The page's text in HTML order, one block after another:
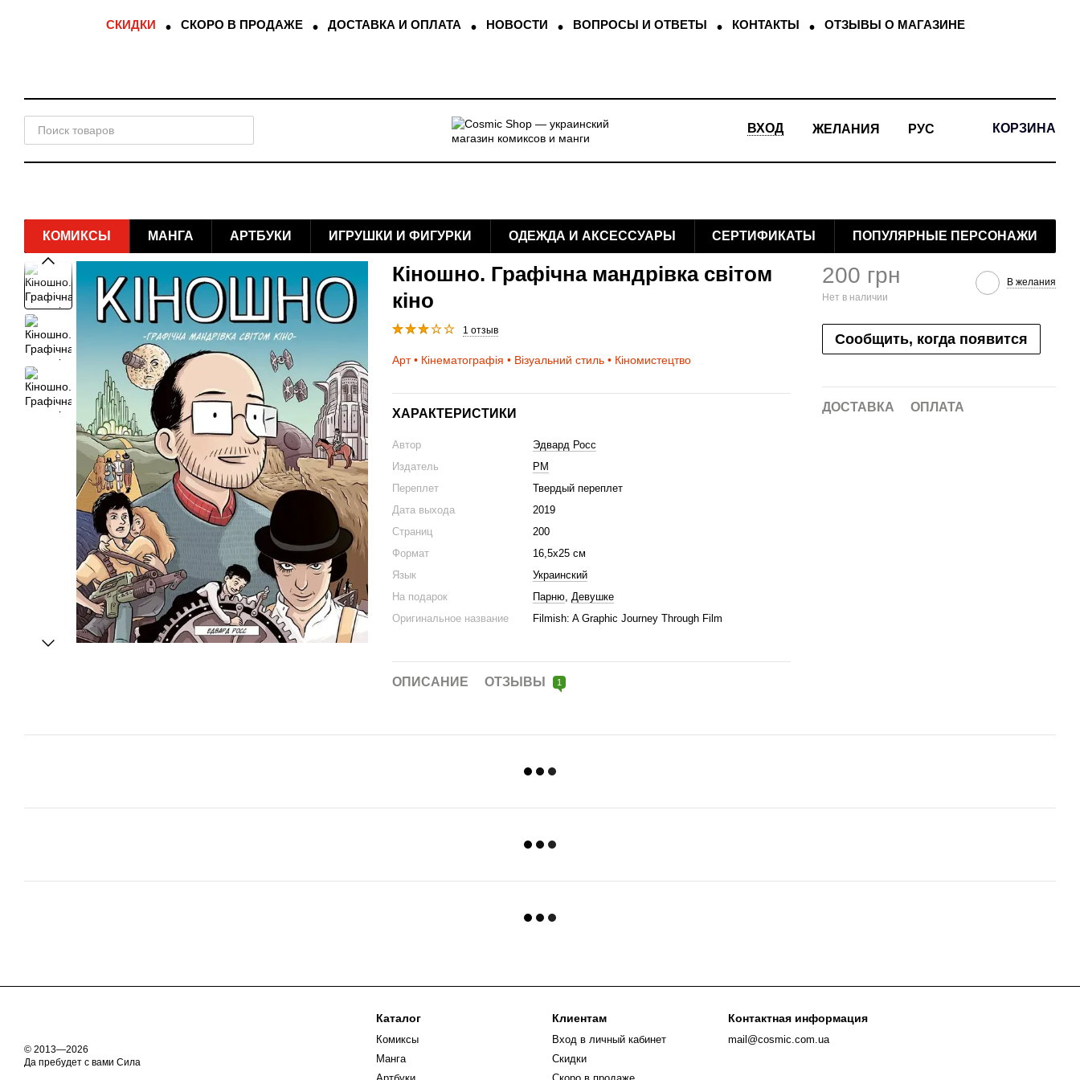
СКИДКИ СКОРО В ПРОДАЖЕ ДОСТАВКА И ОПЛАТА НОВОСТИ ВОПРОСЫ И ОТВЕТЫ КОНТАКТЫ ОТЗЫВЫ О МАГАЗИНЕ
ВХОД ЖЕЛАНИЯ РУС КОРЗИНА
КОМИКСЫ МАНГА АРТБУКИ ИГРУШКИ И ФИГУРКИ ОДЕЖДА И АКСЕССУАРЫ СЕРТИФИКАТЫ ПОПУЛЯРНЫЕ ПЕРСОНАЖИ
Кіношно. Графічна мандрівка світом
кіно
1 отзыв
Арт • Кінематографія • Візуальний стиль • Кіномистецтво
ХАРАКТЕРИСТИКИ
Автор
Эдвард Росс
Издатель
РМ
Переплет
Твердый переплет
Дата выхода
2019
Страниц
200
Формат
16,5х25 см
Язык
Украинский
На подарок
Парню, Девушке
Оригинальное название
Filmish: A Graphic Journey Through Film
ОПИСАНИЕ ОТЗЫВЫ 1
200 грн
Нет в наличии
В желания
Сообщить, когда появится
ДОСТАВКА ОПЛАТА
© 2013—2026
Да пребудет с вами Сила
Каталог
Комиксы
Манга
Клиентам
Вход в личный кабинет
Скидки
Контактная информация
mail@cosmic.com.ua